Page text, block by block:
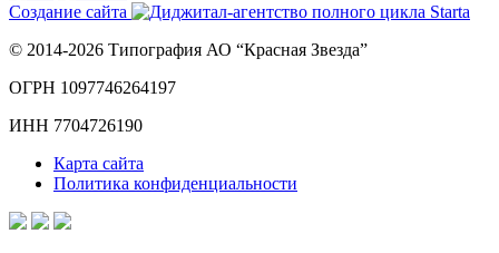
Создание сайта
© 2014-2026 Типография АО “Красная Звезда”
ОГРН 1097746264197
ИНН 7704726190
Карта сайта
Политика конфиденциальности